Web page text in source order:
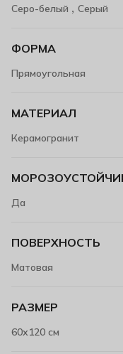
Серо-белый , Серый
ФОРМА
Прямоугольная
МАТЕРИАЛ
Керамогранит
Да
ПОВЕРХНОСТЬ
Матовая
РАЗМЕР
60х120 см